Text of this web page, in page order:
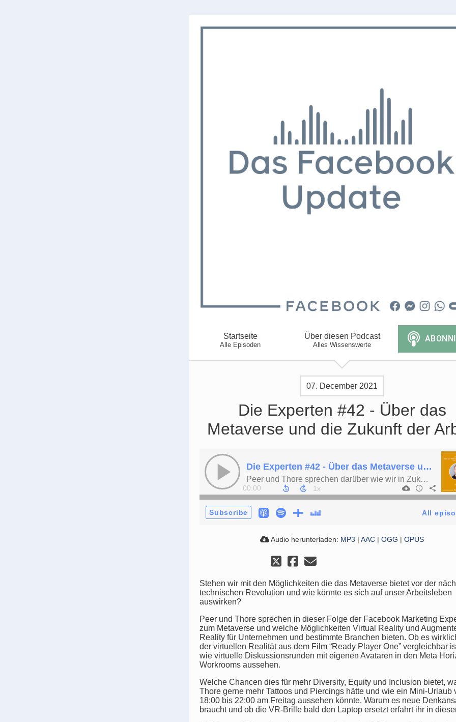
Startseite
Alle Episoden
Über diesen Podcast
Alles Wissenswerte
07. December 2021
Die Experten #42 - Über das
Metaverse und die Zukunft der
Die Experten #42 - Über das Metaverse und die Zukunft der Arbeit
Peer und Thore sprechen darüber wie wir in Zukunft arbeiten könnten, welche Möglichkeiten das Metaverse für Produkte, Unternehmen und Arbeitgeber bietet und ob wir gerade am Beginn einer neuen Work Culture stehen.
00:00
Subscribe All
Audio herunterladen: MP3 | AAC | OGG | OPUS
Stehen wir mit den Möglichkeiten die das Metaverse bietet vor der
technischen Revolution und wie könnte es sich auf unser Arbeitsleben
auswirken?
Peer und Thore sprechen in dieser Folge der Facebook Marketing
zum Metaverse und welche Möglichkeiten Virtual Reality und
Reality für Unternehmen und bestimmte Branchen bieten. Ob es
der virtuellen Realität aus dem Film “Ready Player One” vergleichbar
wie virtuelle Diskussionsrunden mit eigenen Avataren in den Meta
Workrooms aussehen.
Welche Chancen dies für mehr Diversity, Equity und Inclusion bietet,
Thore gerne mehr Tattoos und Piercings hätte und wie ein Mini-Urlaub
18:00 bis 22:00 am Freitag aussehen könnte. Warum es neue
braucht und ob die VR-Brille bald den Laptop ersetzt erfahrt ihr in